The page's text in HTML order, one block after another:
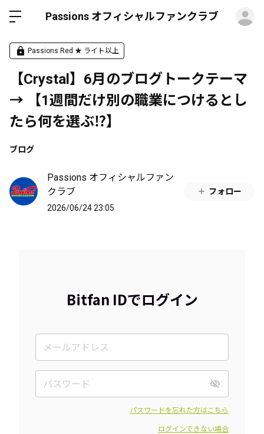
Passions オフィシャルファンクラブ
Passions Red ★ ライト以上
【Crystal】6月のブログトークテーマ
→ 【1週間だけ別の職業につけるとし
たら何を選ぶ⁉️】
ブログ
Passions オフィシャルファン
クラブ
2026/06/24 23:05
フォロー
Bitfan IDでログイン
パスワードを忘れた方はこちら
ログインできない場合